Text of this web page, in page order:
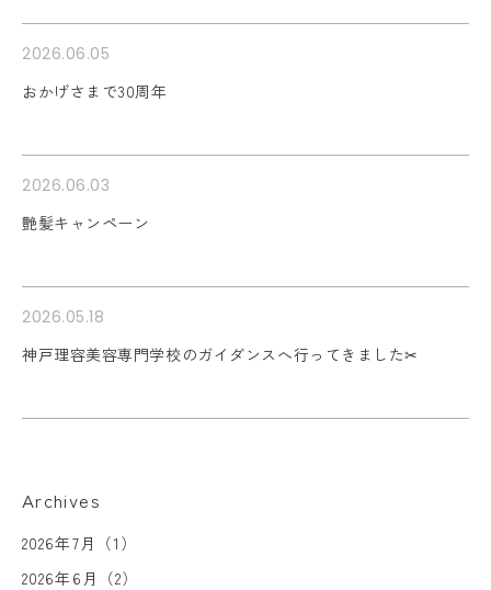
2026.06.05
おかげさまで30周年
2026.06.03
艶髪キャンペーン
2026.05.18
神戸理容美容専門学校のガイダンスへ行ってきました✂︎
Archives
2026年7月（1）
2026年6月（2）